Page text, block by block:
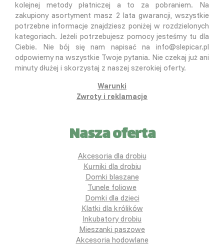
kolejnej metody płatniczej a to za pobraniem. Na
zakupiony asortyment masz 2 lata gwarancji, wszystkie
potrzebne informacje znajdziesz poniżej w rozdzielonych
kategoriach. Jeżeli potrzebujesz pomocy jesteśmy tu dla
Ciebie. Nie bój się nam napisać na info@slepicar.pl
odpowiemy na wszystkie Twoje pytania. Nie czekaj już ani
minuty dłużej i skorzystaj z naszej szerokiej oferty.
Warunki
Zwroty i reklamacje
Nasza oferta
Akcesoria dla drobiu
Kurniki dla drobiu
Domki blaszane
Tunele foliowe
Domki dla dzieci
Klatki dla królików
Inkubatory drobiu
Mieszanki paszowe
Akcesoria hodowlane